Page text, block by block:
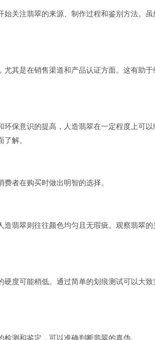
关注翡翠的来源、制作过程和鉴别方法。虽
其是在销售渠道和产品认证方面。这有助于
保意识的提高，人造翡翠在一定程度上可以
解。
者在购买时做出明智的选择。
翡翠则往往颜色均匀且无瑕疵。观察翡翠的
度可能稍低。通过简单的划痕测试可以大致
测和鉴定，可以准确判断翡翠的真伪。